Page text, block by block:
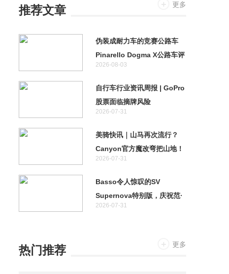
推荐文章 更多
伪装成耐力车的竞赛公路车
Pinarello Dogma X公路车评
测
2026-08-03
自行车行业资讯周报 | GoPro
股票面临摘牌风险
2026-07-31
美骑快讯｜山马再次流行？
Canyon官方魔改弯把山地！
特斯拉首款两轮车居然不是电
2026-07-31
Basso令人惊叹的SV
Supernova特别版，庆祝范·
阿维马特奥运金牌十周年
2026-07-31
热门推荐 更多